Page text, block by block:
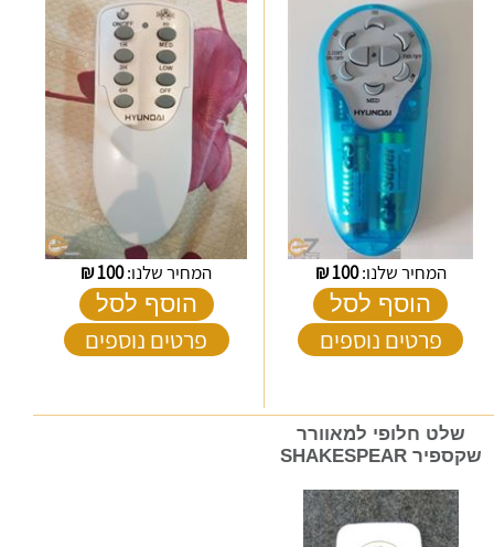
המחיר שלנו:100
₪
הוסף לסל
פרטים נוספים
המחיר שלנו:100
₪
הוסף לסל
פרטים נוספים
שלט חלופי למאוורר
שקספיר SHAKESPEAR